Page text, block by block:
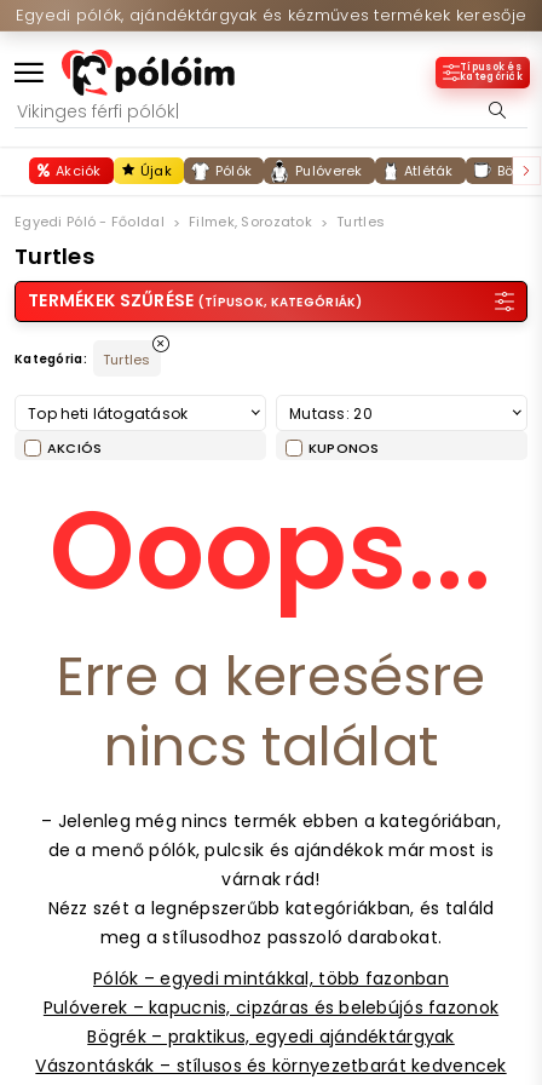
Egyedi pólók, ajándéktárgyak és kézműves termékek keresője
Típusok és
kategóriák
Akciók Újak Pólók Pulóverek Atléták
Egyedi Póló - Főoldal Filmek, Sorozatok Turtles
Turtles
TERMÉKEK SZŰRÉSE (TÍPUSOK, KATEGÓRIÁK)
Kategória: Turtles
Top heti látogatások Mutass: 20
AKCIÓS KUPONOS
Ooops...
Erre a keresésre
nincs találat
– Jelenleg még nincs termék ebben a kategóriában,
de a menő pólók, pulcsik és ajándékok már most is
várnak rád!
Nézz szét a legnépszerűbb kategóriákban, és találd
meg a stílusodhoz passzoló darabokat.
Pólók – egyedi mintákkal, több fazonban
Pulóverek – kapucnis, cipzáras és belebújós fazonok
Bögrék – praktikus, egyedi ajándéktárgyak
Vászontáskák – stílusos és környezetbarát kedvencek